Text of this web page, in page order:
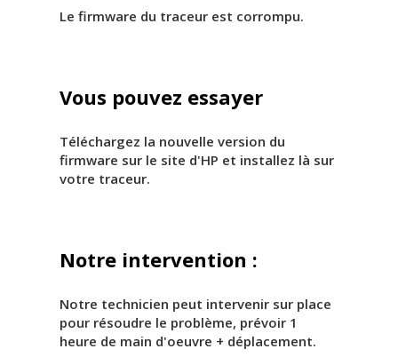
Le firmware du traceur est corrompu.
Vous pouvez essayer
Téléchargez la nouvelle version du
firmware sur le site d'HP et installez là sur
votre traceur.
Notre intervention :
Notre technicien peut intervenir sur place
pour résoudre le problème, prévoir 1
heure de main d'oeuvre + déplacement.